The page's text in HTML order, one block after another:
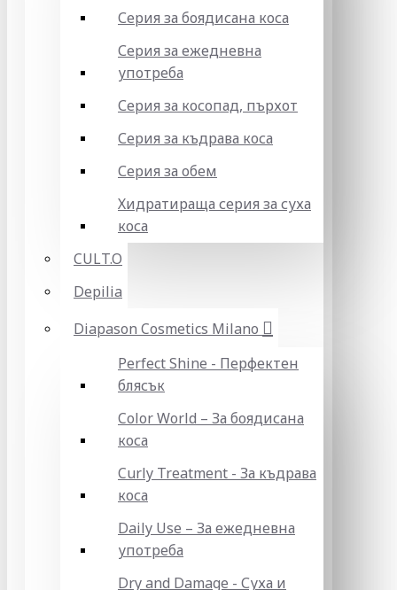
Серия за боядисана коса
Серия за ежедневна
употреба
Серия за косопад, пърхот
Серия за къдрава коса
Серия за обем
Хидратираща серия за суха
коса
CULT.O
Depilia
Diapason Cosmetics Milano
Perfect Shine - Перфектен
блясък
Color World – За боядисана
коса
Curly Treatment - За къдрава
коса
Daily Use – За ежедневна
употреба
Dry and Damage - Суха и